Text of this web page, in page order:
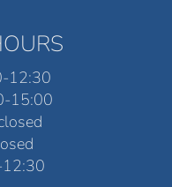
12:30
15:00